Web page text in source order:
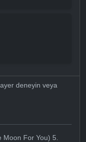
deneyin veya
Moon For You) 5.